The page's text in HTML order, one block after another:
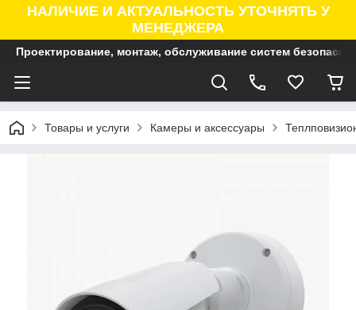
НАЛИЧИЕ И АКТУАЛЬНОСТЬ УТОЧНЯТЬ У
МЕНЕДЖЕРА
Проектирование, монтаж, обслуживание систем
Товары и услуги Камеры и аксессуары